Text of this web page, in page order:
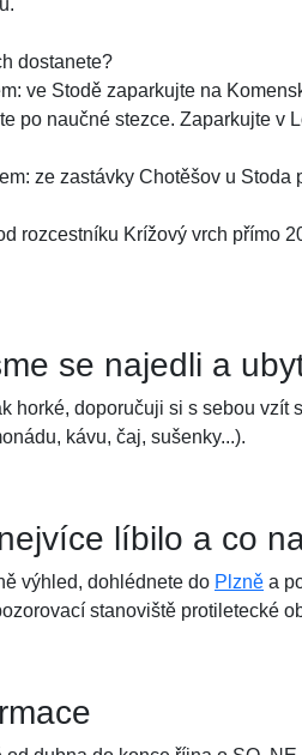
dostanete?
ve Stodě zaparkujte na
po naučné stezce. Zaparkujte v
ze zastávky Chotěšov u
rozcestníku Krížový vrch přímo
se najedli a
horké, doporučuji si s sebou
kávu, čaj, sušenky...).
líbilo a co
výhled, dohlédnete do Plzně a
stanoviště protiletecké